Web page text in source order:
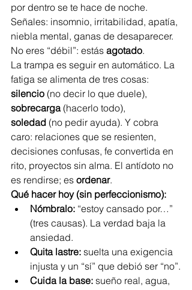
por dentro se te hace de noche.
Señales: insomnio, irritabilidad, apatía,
niebla mental, ganas de desaparecer.
No eres “débil”: estás agotado.
La trampa es seguir en automático. La
fatiga se alimenta de tres cosas:
silencio (no decir lo que duele),
sobrecarga (hacerlo todo),
soledad (no pedir ayuda). Y cobra
caro: relaciones que se resienten,
decisiones confusas, fe convertida en
rito, proyectos sin alma. El antídoto no
es rendirse; es ordenar.
Qué hacer hoy (sin perfeccionismo):
Nómbralo: “estoy cansado por…”
(tres causas). La verdad baja la
ansiedad.
Quita lastre: suelta una exigencia
injusta y un “sí” que debió ser “no”.
Cuida la base: sueño real, agua,